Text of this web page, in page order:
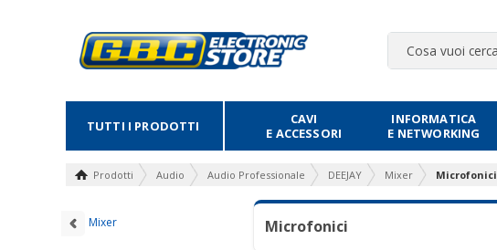
TUTTI I PRODOTTI
CAVI
E ACCESSORI
INFORMATICA
E NETWORKING
Prodotti Audio Audio Professionale DEEJAY Mixer Microfonici
Mixer Microfonici